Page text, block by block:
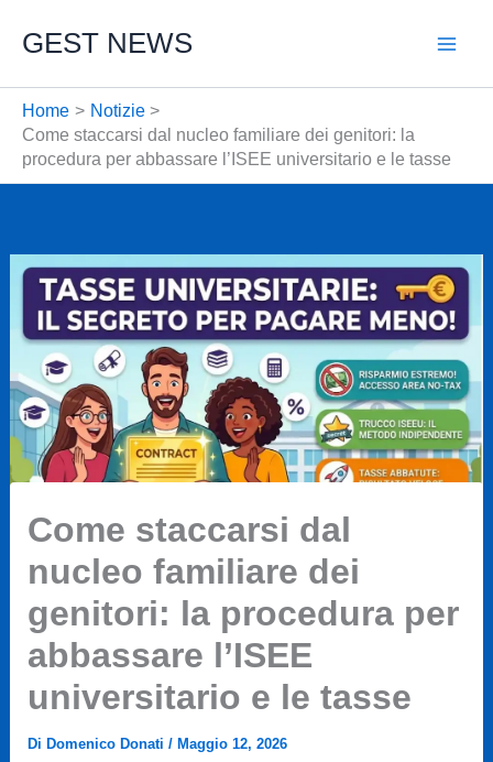
GEST NEWS
Home
Notizie
Come staccarsi dal nucleo familiare dei genitori: la
procedura per abbassare l’ISEE universitario e le tasse
Come staccarsi dal
nucleo familiare dei
genitori: la procedura per
abbassare l’ISEE
universitario e le tasse
Di Domenico Donati / Maggio 12, 2026